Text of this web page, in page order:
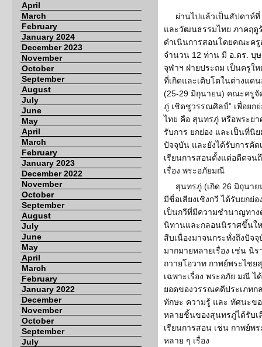
April
March
February
January 2024
December 2023
November
October
September
August
July
June
May
April
March
February
January 2023
December 2022
November
October
September
August
July
June
May
April
March
February
January 2022
December
November
October
September
July
ผ่านไปแล้วเป็นสัปดาห์
และวัฒนธรรมไทย ภาคฤดู
ดำเนินการสอนโดยคณะค
จำนวน 12 ท่าน มี อ.ดร. บุ
จุฬาฯ ฝ่ายประถม เป็นครูใ
ที่เกิดและเติบโตในต่างแด
(25-29 มิถุนายน) คณะครูจั
ภู่ เชิดชูวรรณศิลป์” เพื่อยก
ไทย คือ สุนทรภู่ หรือพระย
รับการ ยกย่อง และเป็นที่นิ
ปัจจุบัน และยังได้รับการคั
เรียนการสอนตั้งแต่อดีตจน
เรื่อง พระอภัยมณี
สุนทรภู่ (เกิด 26 มิถุนา
มีชื่อเสียงเชิงกวี ได้รับยกย่อ
เป็นกวีที่มีความชำนาญทา
นิทานและกลอนนิราศขึ้นใ
สืบเนื่องมาจนกระทั่งถึงปัจ
มากมายหลายเรื่อง เช่น นิ
ถวายโอวาท กาพย์พระไช
เฉพาะเรื่อง พระอภัย มณี
ยอดของวรรณคดีประเภท
ทักษะ ความรู้ และ ทัศนะข
หลายชิ้นของสุนทรภู่ได้รับเ
เรียนการสอน เช่น กาพย์พ
หลาย ๆ เรื่อง